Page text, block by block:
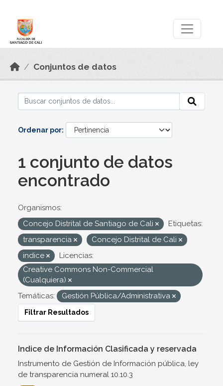
Conjuntos de datos
Ordenar por
1 conjunto de datos
encontrado
Organismos:
Concejo Distrital de Santiago de Cali
Etiquetas:
transparencia
Concejo Distrital de Cali
indice
Licencias:
Creative Commons Non-Commercial
(Cualquiera)
Temáticas:
Gestión Pública/Administrativa
Filtrar Resultados
Indice de Información Clasificada y reservada
Instrumento de Gestión de Información pública, ley
de transparencia numeral 10.10.3